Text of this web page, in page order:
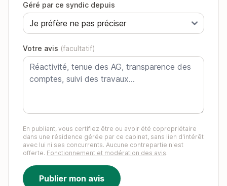
Géré par ce syndic depuis
Votre avis (facultatif)
En publiant, vous certifiez être ou avoir été copropriétaire
dans une résidence gérée par ce cabinet, sans lien d'intérêt
avec lui ni ses concurrents. Aucune contrepartie n'est
offerte. Fonctionnement et modération des avis.
Publier mon avis